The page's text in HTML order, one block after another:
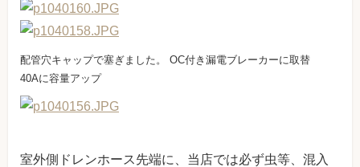
配管穴キャップで塞ぎました。 OC付き漏電ブレーカーに取替
40Aに容量アップ
室外側ドレンホース先端に、当店では必ず虫等、混入